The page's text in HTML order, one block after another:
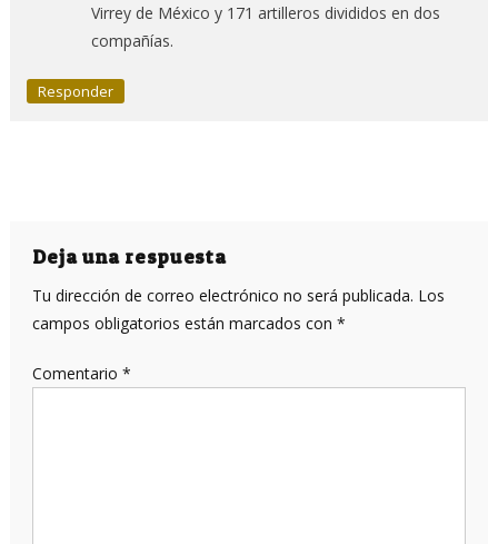
Virrey de México y 171 artilleros divididos en dos
compañías.
Responder
Deja una respuesta
Tu dirección de correo electrónico no será publicada. Los
campos obligatorios están marcados con *
Comentario *